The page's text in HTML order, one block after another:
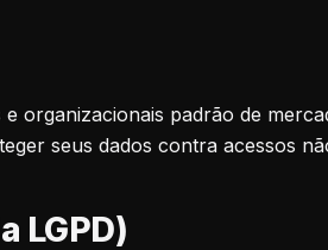
organizacionais padrão de
seus dados contra acessos
LGPD)